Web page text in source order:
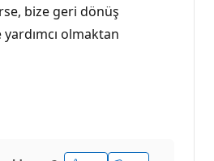
bize geri dönüş
olmaktan